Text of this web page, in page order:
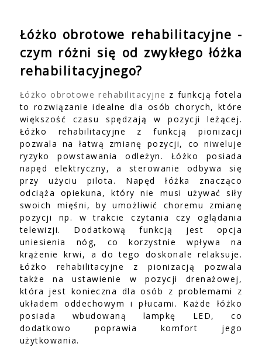
Łóżko obrotowe rehabilitacyjne -
czym różni się od zwykłego łóżka
rehabilitacyjnego?
Łóżko obrotowe rehabilitacyjne z funkcją fotela
to rozwiązanie idealne dla osób chorych, które
większość czasu spędzają w pozycji leżącej.
Łóżko rehabilitacyjne z funkcją pionizacji
pozwala na łatwą zmianę pozycji, co niweluje
ryzyko powstawania odleżyn. Łóżko posiada
napęd elektryczny, a sterowanie odbywa się
przy użyciu pilota. Napęd łóżka znacząco
odciąża opiekuna, który nie musi używać siły
swoich mięśni, by umożliwić choremu zmianę
pozycji np. w trakcie czytania czy oglądania
telewizji. Dodatkową funkcją jest opcja
uniesienia nóg, co korzystnie wpływa na
krążenie krwi, a do tego doskonale relaksuje.
Łóżko rehabilitacyjne z pionizacją pozwala
także na ustawienie w pozycji drenażowej,
która jest konieczna dla osób z problemami z
układem oddechowym i płucami. Każde łóżko
posiada wbudowaną lampkę LED, co
dodatkowo poprawia komfort jego
użytkowania.